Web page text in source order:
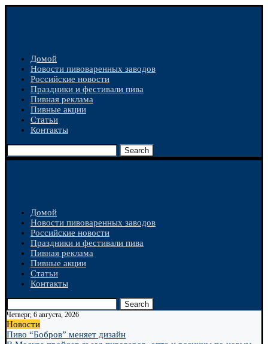
Домой
Новости пивоваренных заводов
Российские новости
Праздники и фестивали пива
Пивная реклама
Пивные акции
Статьи
Контакты
Search
Домой
Новости пивоваренных заводов
Российские новости
Праздники и фестивали пива
Пивная реклама
Пивные акции
Статьи
Контакты
Search
Четверг, 6 августа, 2026
Новости
Пиво “Бобров” меняет дизайн